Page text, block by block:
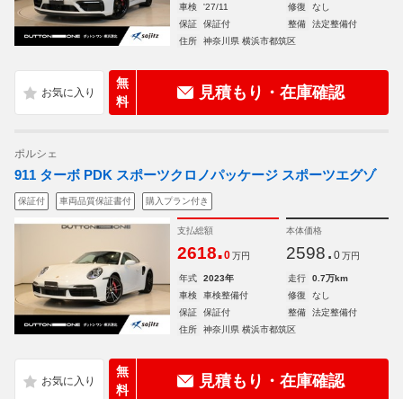
車検
'27/11 修復
なし
保証
保証付 整備
法定整備付
住所
神奈川県 横浜市都筑区
無
料
見積もり・在庫確認
ポルシェ
911 ターボ PDK スポーツクロノパッケージ スポーツエグゾ
保証付 車両品質保証書付 購入プラン付き
支払総額
2618.0 万円
本体価格
2598. 0 万円
年式 2023年 走行
0.7万km
車検
車検整備付 修復
なし
保証
保証付 整備
法定整備付
住所
神奈川県 横浜市都筑区
無
料
見積もり・在庫確認